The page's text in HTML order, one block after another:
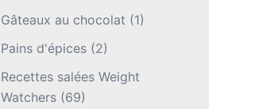
Gâteaux au chocolat (1)
Pains d'épices(2)
Recettes salées Weight
Watchers(69)